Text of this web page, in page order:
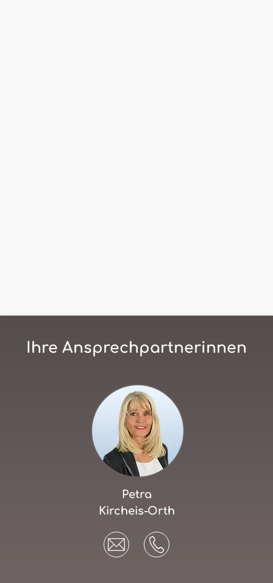
Ihre Ansprechpartnerinnen
Petra
Kircheis-Orth